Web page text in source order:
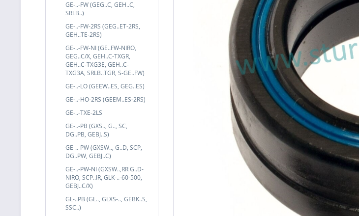
GE-..-FW (GEG..C, GEH..C,
SRLB..)
GE-..-FW-2RS (GEG..ET-2RS,
GEH..TE-2RS)
GE-..-FW-NI (GE..FW-NIRO,
GEG..C/X, GEH..C-TXGR,
GEH..C-TXG3E, GEH..C-
TXG3A, SRLB..TGR, S-GE..FW)
GE-..-LO (GEEW..ES, GEG..ES)
GE-..-HO-2RS (GEEM..ES-2RS)
GE-..-TXE-2LS
GE-..-PB (GXS.., G.., SC,
DG..PB, GEBJ..S)
GE-..-PW (GXSW.., G..D, SCP,
DG..PW, GEBJ..C)
GE-..-PW-NI (GXSW..,RR G..D-
NIRO, SCP..IR, GLK-..-60-500,
GEBJ..C/X)
GL-..PB (GL.., GLXS-.., GEBK..S,
SSC..)